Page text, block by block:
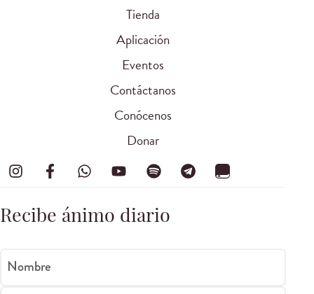
Tienda
Aplicación
Eventos
Contáctanos
Conócenos
Donar
Recibe ánimo diario
Nombre